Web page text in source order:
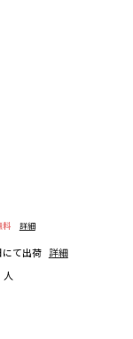
料
詳細
て出荷 詳細
人